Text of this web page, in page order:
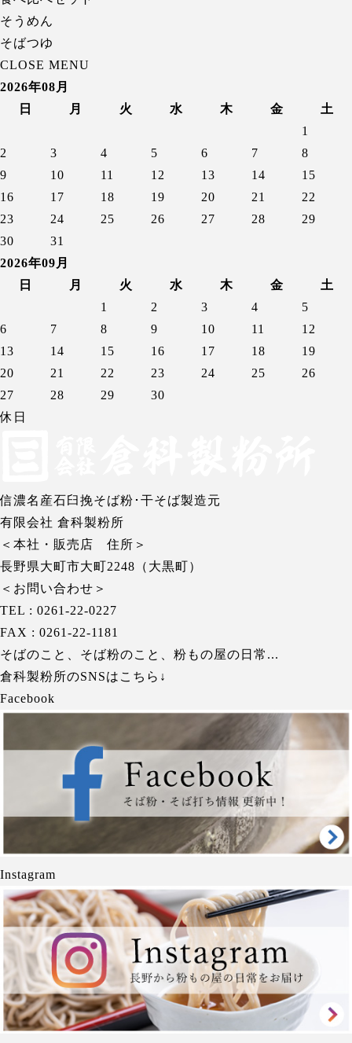
そうめん
そばつゆ
CLOSE MENU
2026年08月
日
月 火 水 木 金
土
1
2
3 4 5 6 7
8
9
10 11 12 13 14
15
16
17 18 19 20 21
22
23
24 25 26 27 28
29
30
31
2026年09月
日
月 火 水 木 金
土
1
2 3 4
5
6
7 8 9 10 11
12
13
14 15 16 17 18
19
20
21 22 23 24 25
26
27
28 29
30
休日
信濃名産石臼挽そば粉･干そば製造元
有限会社 倉科製粉所
＜本社・販売店 住所＞
長野県大町市大町2248（大黒町）
＜お問い合わせ＞
TEL : 0261-22-0227
FAX : 0261-22-1181
そばのこと、そば粉のこと、粉もの屋の日常...
倉科製粉所のSNSはこちら↓
Facebook
Instagram